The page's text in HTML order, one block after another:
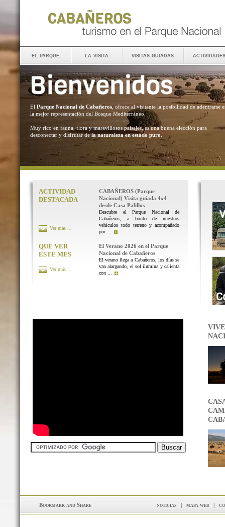
el parque la visita visitas guiadas actividades
El Parque Nacional de Cabañeros , ofrece al visitante la posibilidad de adentrarse
la mejor representación del Bosque Mediterráneo.
Muy rico en fauna, flora y maravillosos paisajes, es una buena elección para
desconectar y disfrutar dela naturaleza en estado puro .
ACTIVIDAD
DESTACADA
CABAÑEROS (Parque
Nacional) Visita guiada 4x4
desde Casa Palillos
Descubre el Parque Nacional de
Cabañeros, a bordo de nuestros
vehículos todo terreno y acompañado
por ...
Ver más ...
QUE VER
ESTE MES
El Verano 2026 en el Parque
Nacional de Cabañeros
El verano llega a Cabañeros, los días se
van alargando, el sol ilumina y calienta
con ...
Ver más ...
noticias | mapa web |